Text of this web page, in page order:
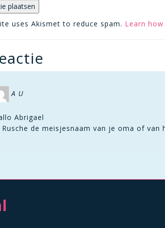
uses Akismet to reduce spam. Learn
A U
Abrigael
Rusche de meisjesnaam van je oma of